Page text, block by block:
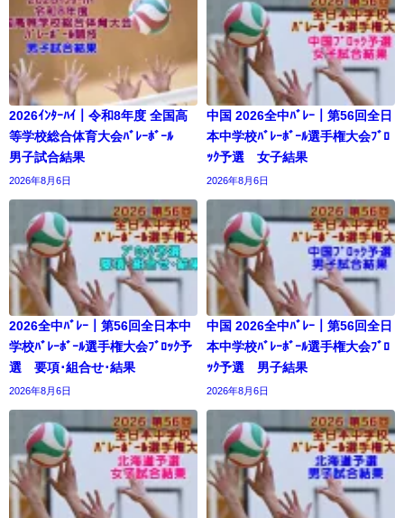
2026ｲﾝﾀｰﾊｲ｜令和8年度 全国高
等学校総合体育大会ﾊﾞﾚｰﾎﾞｰﾙ
男子試合結果
2026年8月6日
中国 2026全中ﾊﾞﾚｰ｜第56回全日
本中学校ﾊﾞﾚｰﾎﾞｰﾙ選手権大会ﾌﾞﾛ
ｯｸ予選 女子結果
2026年8月6日
2026全中ﾊﾞﾚｰ｜第56回全日本中
学校ﾊﾞﾚｰﾎﾞｰﾙ選手権大会ﾌﾞﾛｯｸ予
選 要項･組合せ･結果
2026年8月6日
中国 2026全中ﾊﾞﾚｰ｜第56回全日
本中学校ﾊﾞﾚｰﾎﾞｰﾙ選手権大会ﾌﾞﾛ
ｯｸ予選 男子結果
2026年8月6日